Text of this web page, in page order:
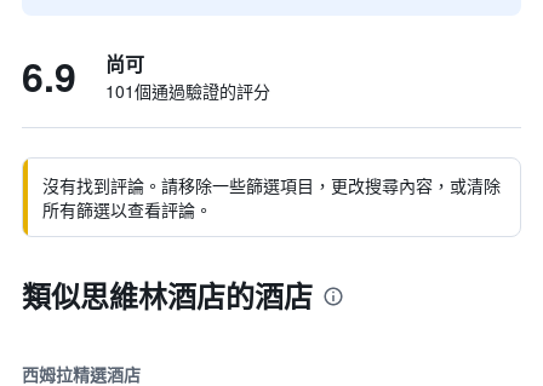
6.9 尚可
101個通過驗證的評分
沒有找到評論。請移除一些篩選項目，更改搜尋內容，或清除
所有篩選以查看評論。
類似思維林酒店的酒店
西姆拉精選酒店